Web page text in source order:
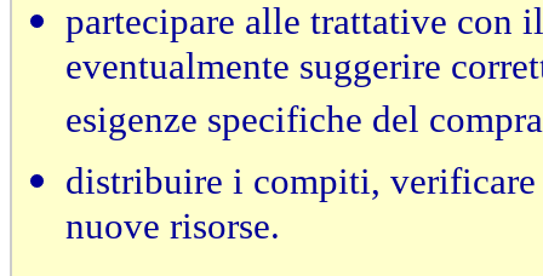
partecipare alle trattative con
eventualmente suggerire
esigenze specifiche del
distribuire i compiti,
nuove risorse.